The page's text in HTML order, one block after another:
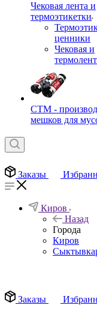
Чековая лента и
термоэтикетки
ценники
Чековая и
СТМ -
мешков для
Заказы
Киров
Назад
Города
Киров
Заказы